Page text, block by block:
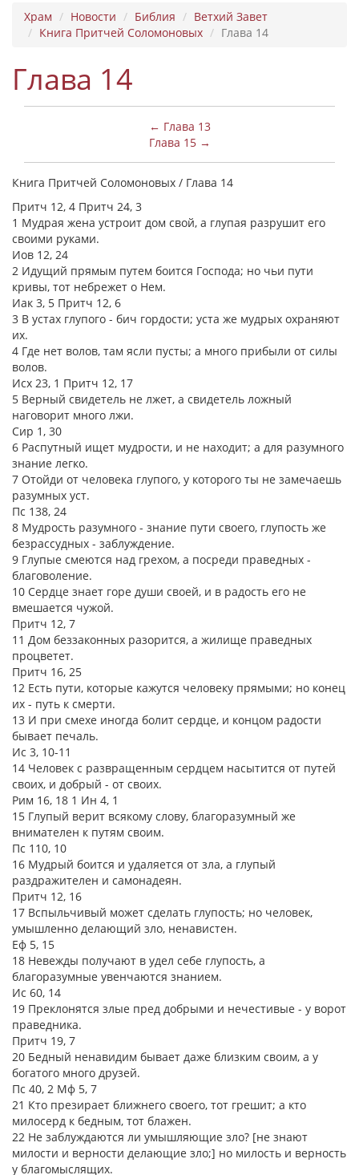
Храм Новости Библия
Ветхий Завет
Книга Притчей Соломоновых
Глава 14
Глава 14
← Глава 13
Глава 15 →
Книга Притчей Соломоновых / Глава 14
Притч 12, 4 Притч 24, 3
1 Мудрая жена устроит дом свой, а глупая разрушит его
своими руками.
Иов 12, 24
2 Идущий прямым путем боится Господа; но чьи пути
кривы, тот небрежет о Нем.
Иак 3, 5 Притч 12, 6
3 В устах глупого - бич гордости; уста же мудрых охраняют
их.
4 Где нет волов, там ясли пусты; а много прибыли от силы
волов.
Исх 23, 1 Притч 12, 17
5 Верный свидетель не лжет, а свидетель ложный
наговорит много лжи.
Сир 1, 30
6 Распутный ищет мудрости, и не находит; а для разумного
знание легко.
7 Отойди от человека глупого, у которого ты не замечаешь
разумных уст.
Пс 138, 24
8 Мудрость разумного - знание пути своего, глупость же
безрассудных - заблуждение.
9 Глупые смеются над грехом, а посреди праведных -
благоволение.
10 Сердце знает горе души своей, и в радость его не
вмешается чужой.
Притч 12, 7
11 Дом беззаконных разорится, а жилище праведных
процветет.
Притч 16, 25
12 Есть пути, которые кажутся человеку прямыми; но конец
их - путь к смерти.
13 И при смехе иногда болит сердце, и концом радости
бывает печаль.
Ис 3, 10-11
14 Человек с развращенным сердцем насытится от путей
своих, и добрый - от своих.
Рим 16, 18 1 Ин 4, 1
15 Глупый верит всякому слову, благоразумный же
внимателен к путям своим.
Пс 110, 10
16 Мудрый боится и удаляется от зла, а глупый
раздражителен и самонадеян.
Притч 12, 16
17 Вспыльчивый может сделать глупость; но человек,
умышленно делающий зло, ненавистен.
Еф 5, 15
18 Невежды получают в удел себе глупость, а
благоразумные увенчаются знанием.
Ис 60, 14
19 Преклонятся злые пред добрыми и нечестивые - у ворот
праведника.
Притч 19, 7
20 Бедный ненавидим бывает даже близким своим, а у
богатого много друзей.
Пс 40, 2 Мф 5, 7
21 Кто презирает ближнего своего, тот грешит; а кто
милосерд к бедным, тот блажен.
22 Не заблуждаются ли умышляющие зло? [не знают
милости и верности делающие зло;] но милость и верность
у благомыслящих.